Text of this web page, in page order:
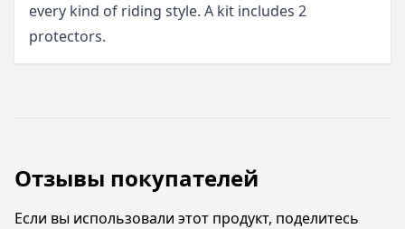
every kind of riding style. A kit includes 2
protectors.
Отзывы покупателей
Если вы использовали этот продукт, поделитесь